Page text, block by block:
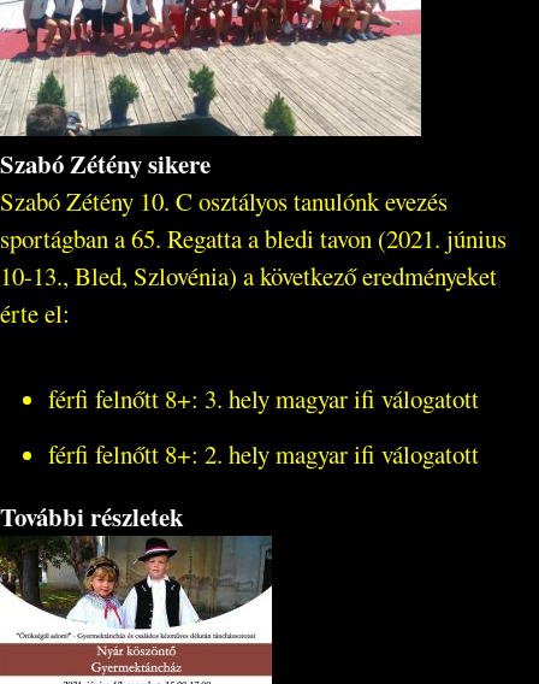
Szabó Zétény sikere
Szabó Zétény 10. C osztályos tanulónk evezés
sportágban a 65. Regatta a bledi tavon (2021. június
10-13., Bled, Szlovénia) a következő eredményeket
érte el:
férfi felnőtt 8+: 3. hely magyar ifi válogatott
férfi felnőtt 8+: 2. hely magyar ifi válogatott
További részletek